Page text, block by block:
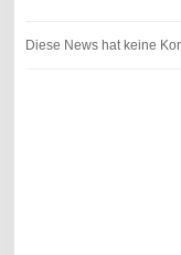
Diese News hat keine